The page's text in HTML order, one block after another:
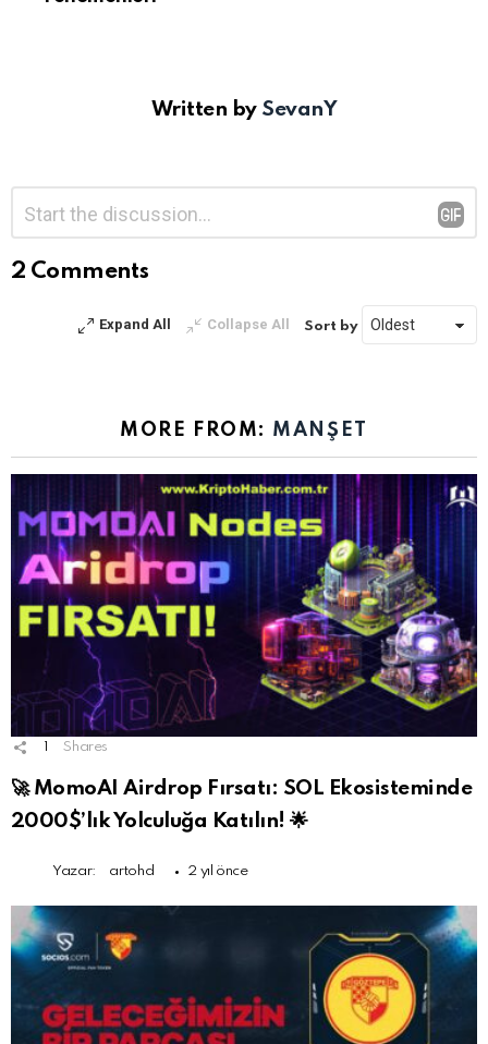
Written by SevanY
yanıt
yazın
2 Comments
Expand All Collapse All Sort by
MORE FROM: MANŞET
Shares
🚀 MomoAI Airdrop Fırsatı: SOL Ekosisteminde
2000$’lık Yolculuğa Katılın! 🌟
Yazar: artohd 2 yıl önce